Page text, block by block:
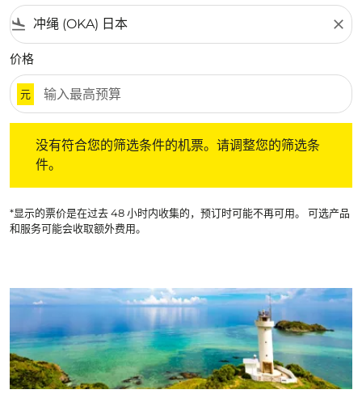
flight_land close
价格
元
没有符合您的筛选条件的机票。请调整您的筛选条
件。
*显示的票价是在过去 48 小时内收集的，预订时可能不再可用。 可选产品
和服务可能会收取额外费用。